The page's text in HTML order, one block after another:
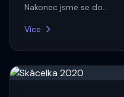
Nakonec jsme se do…
Více